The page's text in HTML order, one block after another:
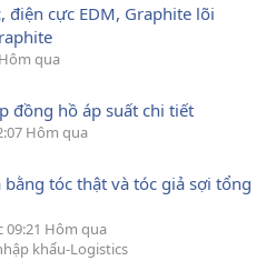
điện cực EDM, Graphite lõi
qua
đồng hồ áp suất chi tiết
Hôm qua
bằng tóc thật và tóc giả sợi tổng
09:21 Hôm qua
khẩu-Logistics